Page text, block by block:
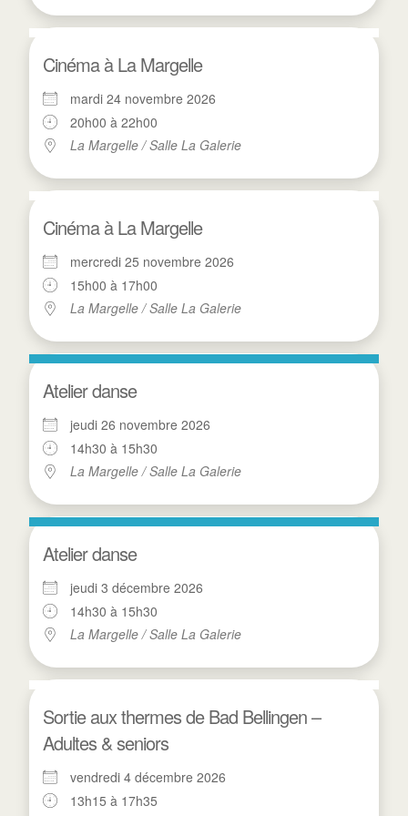
Cinéma à La Margelle
mardi 24 novembre 2026
20h00 à 22h00
La Margelle / Salle La Galerie
Cinéma à La Margelle
mercredi 25 novembre 2026
15h00 à 17h00
La Margelle / Salle La Galerie
Atelier danse
jeudi 26 novembre 2026
14h30 à 15h30
La Margelle / Salle La Galerie
Atelier danse
jeudi 3 décembre 2026
14h30 à 15h30
La Margelle / Salle La Galerie
Sortie aux thermes de Bad Bellingen –
Adultes & seniors
vendredi 4 décembre 2026
13h15 à 17h35